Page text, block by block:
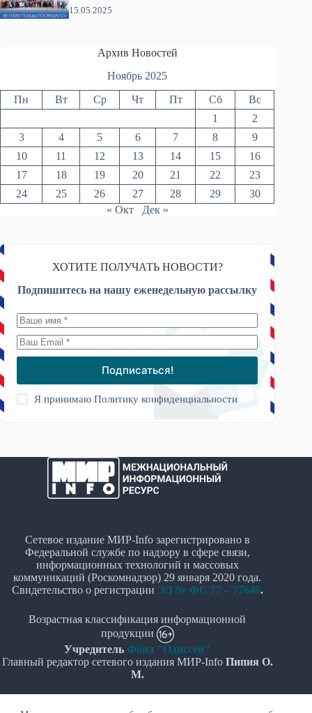
15.05.2025
Архив Новостей
Ноябрь 2025
Пн Вт Ср Чт Пт Сб
Вс
1
2
3
4 5 6 7 8
9
10
11 12 13 14 15
16
17
18 19 20 21 22
23
24
25 26 27 28 29
30
« Окт
Дек »
ХОТИТЕ ПОЛУЧАТЬ НОВОСТИ?
Подпишитесь на нашу еженедельную рассылку
Подписаться!
Я принимаюПолитику конфиденциальности
Сетевое издание МИР-Info зарегистрировано в
Федеральной службе по надзору в сфере связи,
информационных технологий и массовых
коммуникаций (Роскомнадзор) 29 января 2020 года.
Свидетельство о регистрации ЭЛ № ФС 77 – 77646.
Возрастная классификация информационной
продукции
Учредитель Фонд "Одиссей"
Главный редактор сетевого издания МИР-Info Пипия О.
М.